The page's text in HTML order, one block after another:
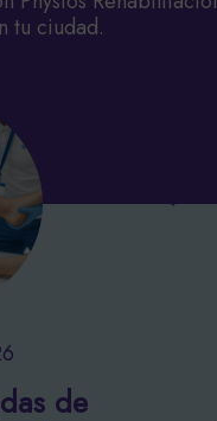
tu ciudad.
de